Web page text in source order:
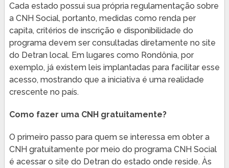
Cada estado possui sua própria regulamentação sobre
a CNH Social, portanto, medidas como renda per
capita, critérios de inscrição e disponibilidade do
programa devem ser consultadas diretamente no site
do Detran local. Em lugares como Rondônia, por
exemplo, já existem leis implantadas para facilitar esse
acesso, mostrando que a iniciativa é uma realidade
crescente no país.
Como fazer uma CNH gratuitamente?
O primeiro passo para quem se interessa em obter a
CNH gratuitamente por meio do programa CNH Social
é acessar o site do Detran do estado onde reside. Às